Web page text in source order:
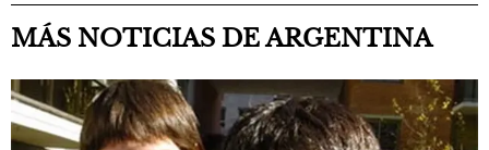
MÁS NOTICIAS DE ARGENTINA